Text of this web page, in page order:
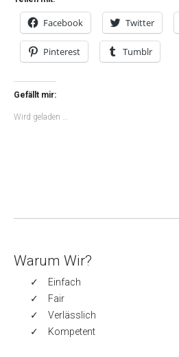
Facebook Twitter
Pinterest Tumblr
Gefällt mir:
Wird geladen …
Warum Wir?
Einfach
Fair
Verlässlich
Kompetent